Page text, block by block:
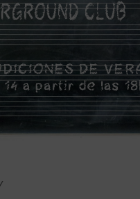
D’ACCÉS AL SUPERIOR
JAM